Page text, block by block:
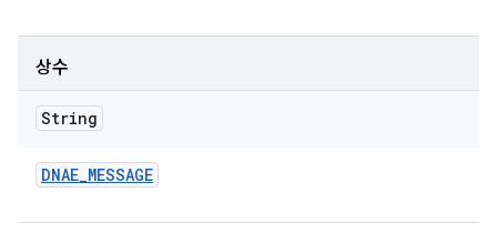
상수
String
DNAE_MESSAGE